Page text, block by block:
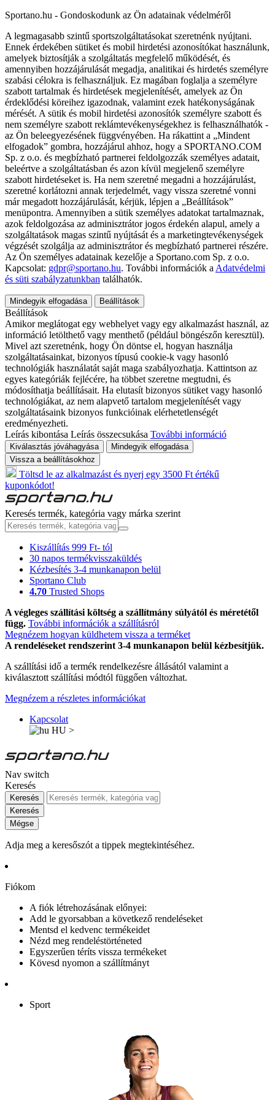
Sportano.hu - Gondoskodunk az Ön adatainak védelméről
A legmagasabb szintű sportszolgáltatásokat szeretnénk nyújtani.
Ennek érdekében sütiket és mobil hirdetési azonosítókat használunk,
amelyek biztosítják a szolgáltatás megfelelő működését, és
amennyiben hozzájárulását megadja, analitikai és hirdetés személyre
szabási célokra is felhasználjuk. Ez magában foglalja a személyre
szabott tartalmak és hirdetések megjelenítését, amelyek az Ön
érdeklődési köreihez igazodnak, valamint ezek hatékonyságának
mérését. A sütik és mobil hirdetési azonosítók személyre szabott és
nem személyre szabott reklámtevékenységekhez is felhasználhatók -
az Ön beleegyezésének függvényében. Ha rákattint a „Mindent
elfogadok” gombra, hozzájárul ahhoz, hogy a SPORTANO.COM
Sp. z o.o. és megbízható partnerei feldolgozzák személyes adatait,
beleértve a szolgáltatásban és azon kívül megjelenő személyre
szabott hirdetéseket is. Ha nem szeretné megadni a hozzájárulást,
szeretné korlátozni annak terjedelmét, vagy vissza szeretné vonni
már megadott hozzájárulását, kérjük, lépjen a „Beállítások”
menüpontra. Amennyiben a sütik személyes adatokat tartalmaznak,
azok feldolgozása az adminisztrátor jogos érdekén alapul, amely a
szolgáltatások magas szintű nyújtását és a marketingtevékenységek
végzését szolgálja az adminisztrátor és megbízható partnerei részére.
Az Ön személyes adatainak kezelője a Sportano.com Sp. z o.o.
Kapcsolat: gdpr@sportano.hu. További információk a Adatvédelmi
és süti szabályzatunkban találhatók.
Mindegyik elfogadása Beállítások
Beállítások
Amikor meglátogat egy webhelyet vagy egy alkalmazást használ, az
információ letölthető vagy menthető (például böngészőn keresztül).
Mivel azt szeretnénk, hogy Ön döntse el, hogyan használja
szolgáltatásainkat, bizonyos típusú cookie-k vagy hasonló
technológiák használatát saját maga szabályozhatja. Kattintson az
egyes kategóriák fejlécére, ha többet szeretne megtudni, és
módosíthatja beállításait. Ha elutasít bizonyos sütiket vagy hasonló
technológiákat, az nem alapvető tartalom megjelenítését vagy
szolgáltatásaink bizonyos funkcióinak elérhetetlenségét
eredményezheti.
Leírás kibontása Leírás összecsukása További információ
Kiválasztás jóváhagyása
Mindegyik elfogadása
Vissza a beállításokhoz
Töltsd le az alkalmazást és nyerj egy 3500 Ft értékű
kuponkódot!
Keresés termék, kategória vagy márka szerint
Kiszállítás 999 Ft- tól
30 napos termékvisszaküldés
Kézbesítés 3-4 munkanapon belül
Sportano Club
4.70 Trusted Shops
A végleges szállítási költség a szállítmány súlyától és méretétől
függ. További információk a szállításról
Megnézem hogyan küldhetem vissza a terméket
A rendeléseket rendszerint 3-4 munkanapon belül kézbesítjük.
A szállítási idő a termék rendelkezésre állásától valamint a
kiválasztott szállítási módtól függően változhat.
Megnézem a részletes információkat
Kapcsolat
HU >
Nav switch
Keresés
Keresés
Keresés
Mégse
Adja meg a keresőszót a tippek megtekintéséhez.
Fiókom
A fiók létrehozásának előnyei:
Add le gyorsabban a következő rendeléseket
Mentsd el kedvenc termékeidet
Nézd meg rendeléstörténeted
Egyszerűen téríts vissza termékeket
Kövesd nyomon a szállítmányt
Sport